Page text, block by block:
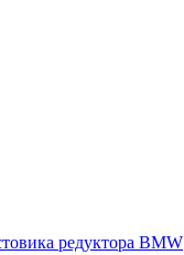
редуктора BMW